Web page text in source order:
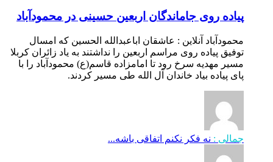
پیاده روی جاماندگان اربعین حسینی در محمودآباد
محمودآباد آنلاین : عاشقان اباعبدالله الحسین که امسال
توفیق پیاده روی مراسم اربعین را نداشتند به یاد زائران کربلا
مسیر مهدیه سرخ رود تا امامزاده قاسم(ع) محمودآباد را با
پای پیاده بیاد خاندان آل الله طی مسیر کردند.
جمالی : نه فکر نکنم اتفاقی باشه...